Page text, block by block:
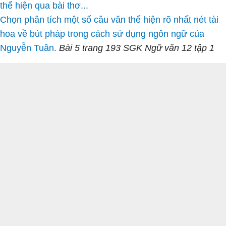
thể hiện qua bài thơ...
Chọn phân tích một số câu văn thể hiện rõ nhất nét tài
hoa về bút pháp trong cách sử dụng ngôn ngữ của
Nguyễn Tuân. Bài 5 trang 193 SGK Ngữ văn 12 tập 1